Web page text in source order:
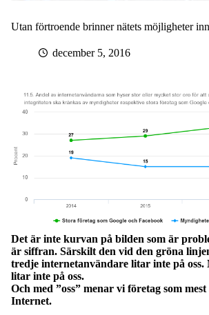
Utan förtroende brinner nätets möjligheter
december 5, 2016
Det är inte kurvan på bilden som är
är siffran. Särskilt den vid den gröna
tredje internetanvändare litar inte på
litar inte på oss.
Och med ”oss” menar vi företag som mest
Internet.